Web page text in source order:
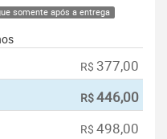
somente após a entrega
R$ 377,00
R$446,00
R$ 498,00